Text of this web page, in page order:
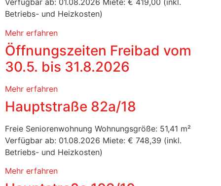
Verfügbar ab: 01.08.2026 Miete: € 419,00 (inkl.
Betriebs- und Heizkosten)
Mehr erfahren
Öffnungszeiten Freibad vom
30.5. bis 31.8.2026
Mehr erfahren
Hauptstraße 82a/18
Freie Seniorenwohnung Wohnungsgröße: 51,41 m²
Verfügbar ab: 01.08.2026 Miete: € 748,39 (inkl.
Betriebs- und Heizkosten)
Mehr erfahren